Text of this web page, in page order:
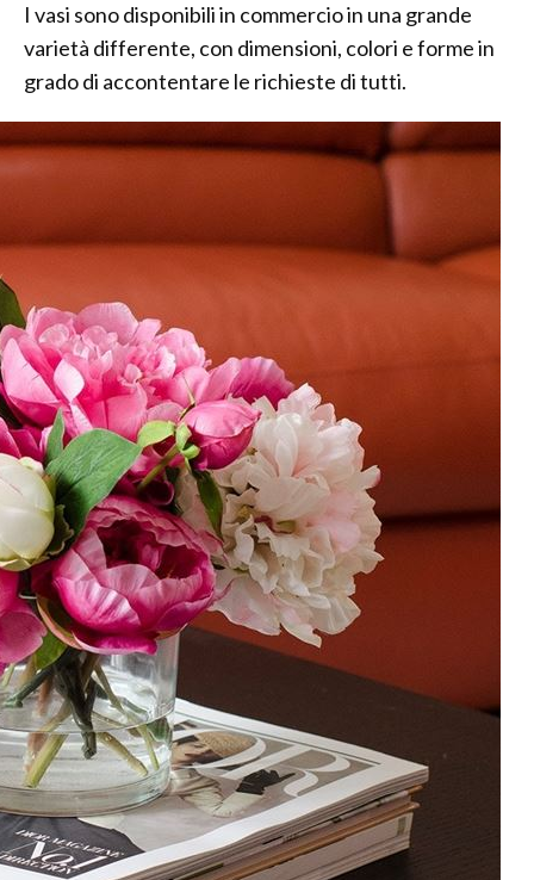
I vasi sono disponibili in commercio in una grande
varietà differente, con dimensioni, colori e forme in
grado di accontentare le richieste di tutti.